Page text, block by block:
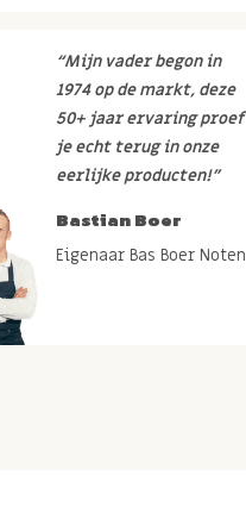
“Mijn vader begon in
1974 op de markt, deze
50+ jaar ervaring proef
je echt terug in onze
eerlijke producten!”
Bastian Boer
Eigenaar Bas Boer Noten